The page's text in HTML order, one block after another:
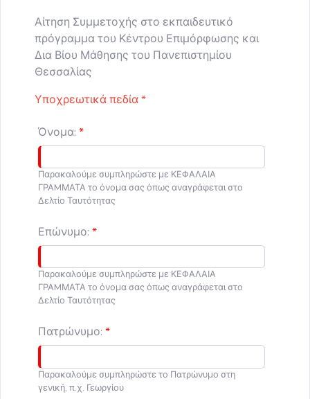
Αίτηση Συμμετοχής στο εκπαιδευτικό
πρόγραμμα του Κέντρου Επιμόρφωσης και
Δια Βίου Μάθησης του Πανεπιστημίου
Θεσσαλίας
Υποχρεωτικά πεδία *
Όνομα:
Παρακαλούμε συμπληρώστε με ΚΕΦΑΛΑΙΑ
ΓΡΑMΜΑΤΑ το όνομα σας όπως αναγράφεται στο
Δελτίο Ταυτότητας
Επώνυμο:
Παρακαλούμε συμπληρώστε με ΚΕΦΑΛΑΙΑ
ΓΡΑMΜΑΤΑ το όνομα σας όπως αναγράφεται στο
Δελτίο Ταυτότητας
Πατρώνυμο:
Παρακαλούμε συμπληρώστε το Πατρώνυμο στη
γενική, π.χ. Γεωργίου